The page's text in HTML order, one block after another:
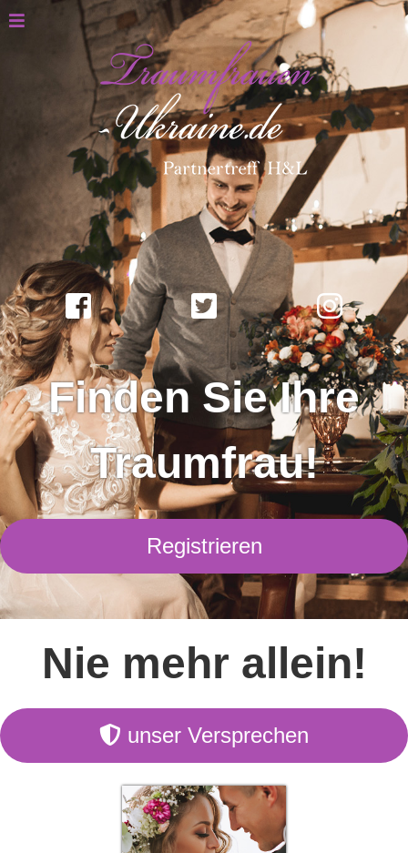
Finden Sie Ihre
Traumfrau!
Registrieren
Nie mehr allein!
unser Versprechen